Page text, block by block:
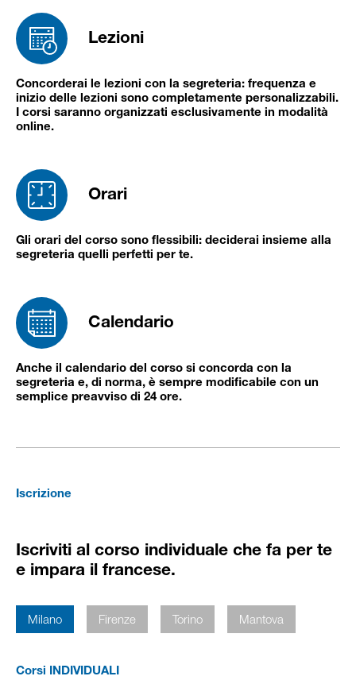
Lezioni
Concorderai le lezioni con la segreteria: frequenza e
inizio delle lezioni sono completamente personalizzabili.
I corsi saranno organizzati esclusivamente in modalità
online.
Orari
Gli orari del corso sono flessibili: deciderai insieme alla
segreteria quelli perfetti per te.
Calendario
Anche il calendario del corso si concorda con la
segreteria e, di norma, è sempre modificabile con un
semplice preavviso di 24 ore.
Iscrizione
Iscriviti al corso individuale che fa per te
e impara il francese.
Milano Firenze Torino Mantova
Corsi INDIVIDUALI